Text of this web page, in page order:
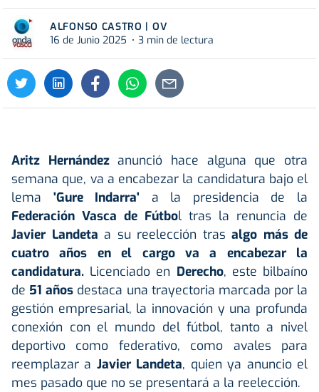
ALFONSO CASTRO | OV
16 de Junio 2025
3 min de lectura
Aritz Hernándezanunció hace alguna que otra
semana que, va a encabezar la candidatura bajo el
lema 'Gure Indarra' a la presidencia de la
Federación Vasca de Fútbol tras la renuncia de
Javier Landeta a su reelección tras algo más de
cuatro años en el cargo va a encabezar la
candidatura. Licenciado en Derecho, este bilbaíno
de 51 años destaca una trayectoria marcada por la
gestión empresarial, la innovación y una profunda
conexión con el mundo del fútbol, tanto a nivel
deportivo como federativo, como avales para
reemplazar a Javier Landeta, quien ya anuncio el
mes pasado que no se presentará a la reelección.